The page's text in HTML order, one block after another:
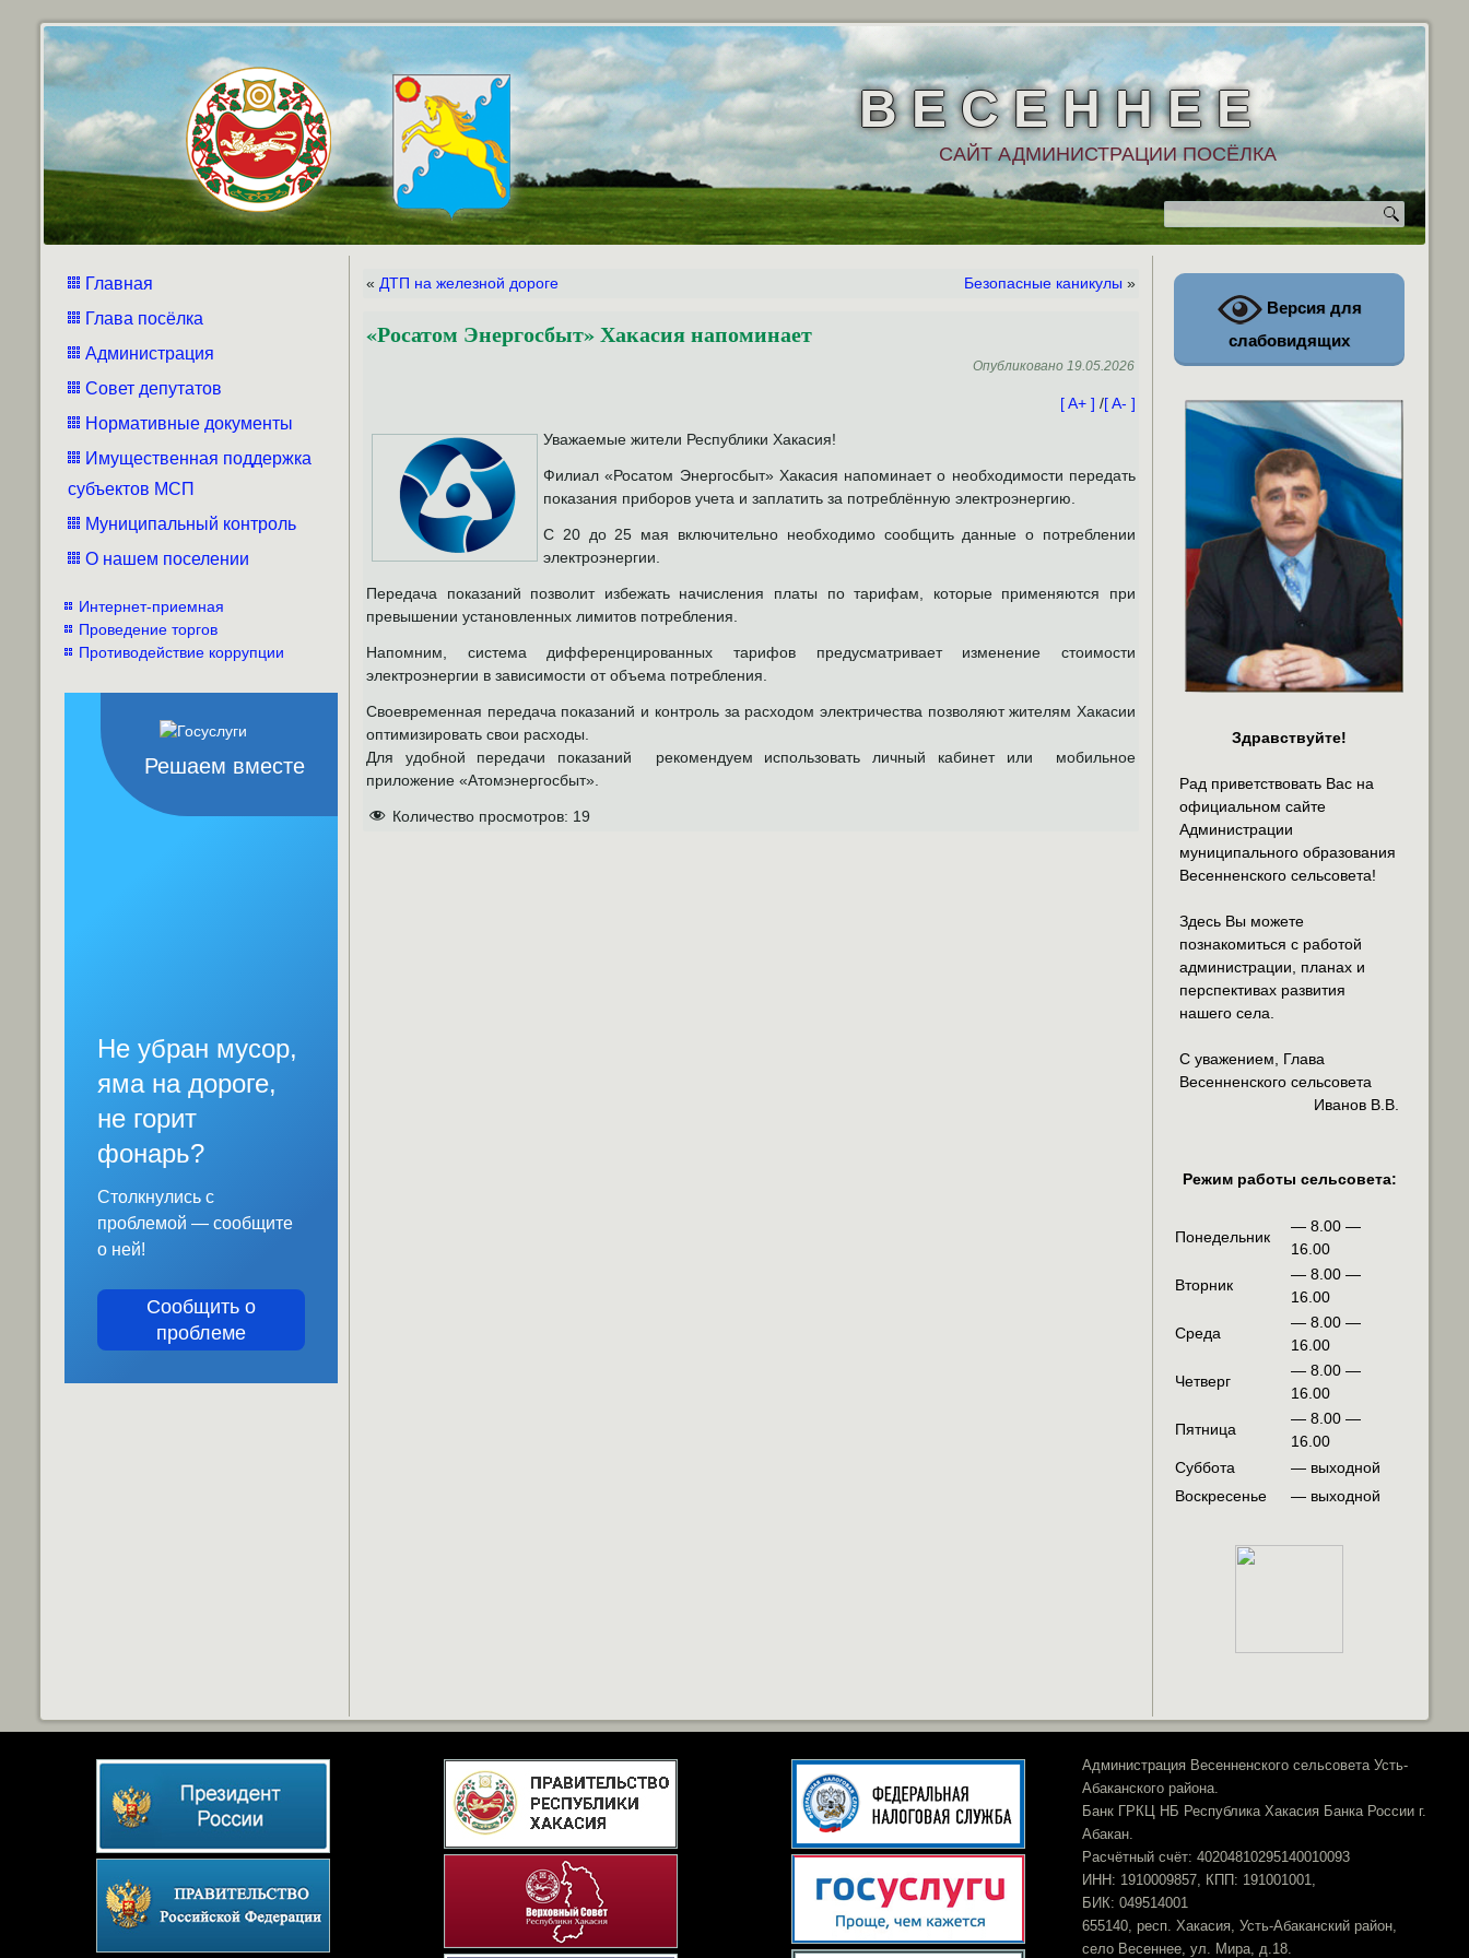
В Е С Е Н Н Е Е
САЙТ АДМИНИСТРАЦИИ ПОСЁЛКА
Главная
Глава посёлка
Администрация
Совет депутатов
Нормативные документы
Имущественная поддержка
субъектов МСП
Муниципальный контроль
О нашем поселении
Интернет-приемная
Проведение торгов
Противодействие коррупции
Решаем вместе
Не убран мусор,
яма на дороге,
не горит
фонарь?
Столкнулись с
проблемой — сообщите
о ней!
Сообщить о
проблеме
« ДТП на железной дороге Безопасные каникулы »
«Росатом Энергосбыт» Хакасия напоминает
Опубликовано 19.05.2026
[ A+ ] /[ A- ]
Уважаемые жители Республики Хакасия!
Филиал «Росатом Энергосбыт» Хакасия напоминает о необходимости передать
показания приборов учета и заплатить за потреблённую электроэнергию.
С 20 до 25 мая включительно необходимо сообщить данные о потреблении
электроэнергии.
Передача показаний позволит избежать начисления платы по тарифам, которые применяются при
превышении установленных лимитов потребления.
Напомним, система дифференцированных тарифов предусматривает изменение стоимости
электроэнергии в зависимости от объема потребления.
Своевременная передача показаний и контроль за расходом электричества позволяют жителям Хакасии
оптимизировать свои расходы.
Для удобной передачи показаний рекомендуем использовать личный кабинет или мобильное
приложение «Атомэнергосбыт».
Количество просмотров: 19
Версия для
слабовидящих
Здравствуйте!
Рад приветствовать Вас на
официальном сайте
Администрации
муниципального образования
Весенненского сельсовета!
Здесь Вы можете
познакомиться с работой
администрации, планах и
перспективах развития
нашего села.
С уважением, Глава
Весенненского сельсовета
Иванов В.В.
Режим работы сельсовета:
Понедельник
— 8.00 —
16.00
Вторник
— 8.00 —
16.00
Среда
— 8.00 —
16.00
Четверг
— 8.00 —
16.00
Пятница
— 8.00 —
16.00
Суббота
— выходной
Воскресенье
— выходной
Администрация Весенненского сельсовета Усть-
Абаканского района.
Банк ГРКЦ НБ Республика Хакасия Банка России г.
Абакан.
Расчётный счёт: 40204810295140010093
ИНН: 1910009857, КПП: 191001001,
БИК: 049514001
655140, респ. Хакасия, Усть-Абаканский район,
село Весеннее, ул. Мира, д.18.